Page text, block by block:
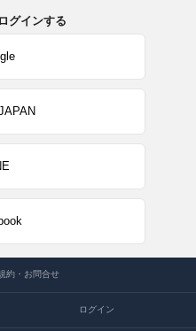
グインする
約・お問合せ
ログイン